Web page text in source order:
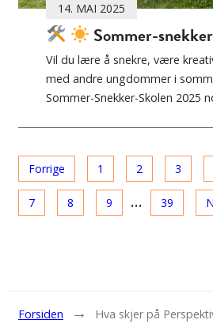
14. MAI 2025
Sommer-
Vil du lære å snekre, være
med andre ungdommer i
Sommer-Snekker-Skolen 2025
Forrige 1 2 3
7 8 9 … 39
Forsiden → Hva skjer på